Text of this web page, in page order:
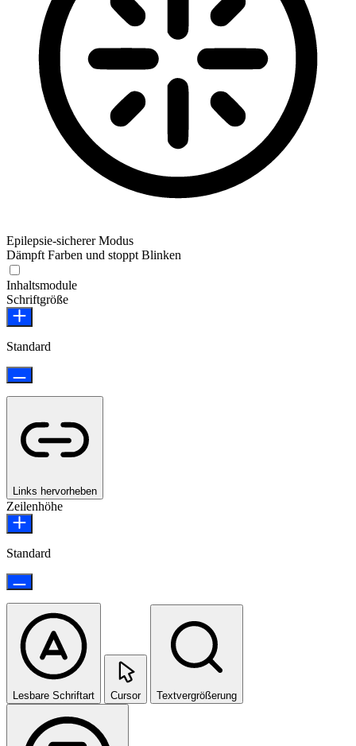
Epilepsie-sicherer Modus
Dämpft Farben und stoppt Blinken
Inhaltsmodule
Schriftgröße
Standard
Links hervorheben
Zeilenhöhe
Standard
Lesbare Schriftart Cursor Textvergrößerung